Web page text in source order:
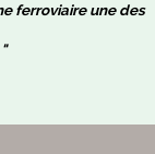
ferroviaire une des
"